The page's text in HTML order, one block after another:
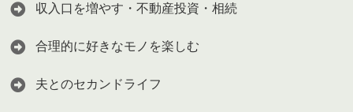
収入口を増やす・不動産投資・相続
合理的に好きなモノを楽しむ
夫とのセカンドライフ